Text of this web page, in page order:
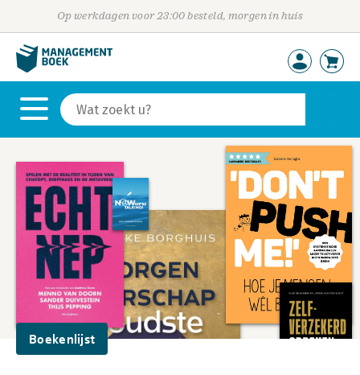
Op werkdagen voor 23:00 besteld, morgen in huis
Boekenlijst